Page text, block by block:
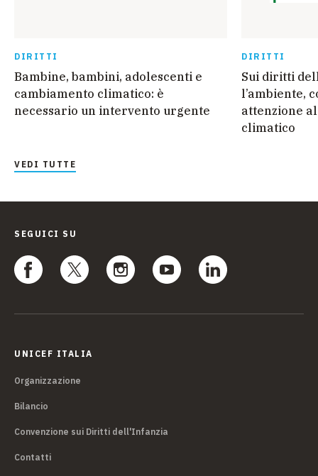
DIRITTI
Bambine, bambini, adolescenti e
cambiamento climatico: è
necessario un intervento urgente
DIRITTI
Sui diritti
l’ambiente,
attenzione
climatico
VEDI TUTTE
SEGUICI SU
UNICEF ITALIA
Organizzazione
Bilancio
Convenzione sui Diritti dell'Infanzia
Contatti